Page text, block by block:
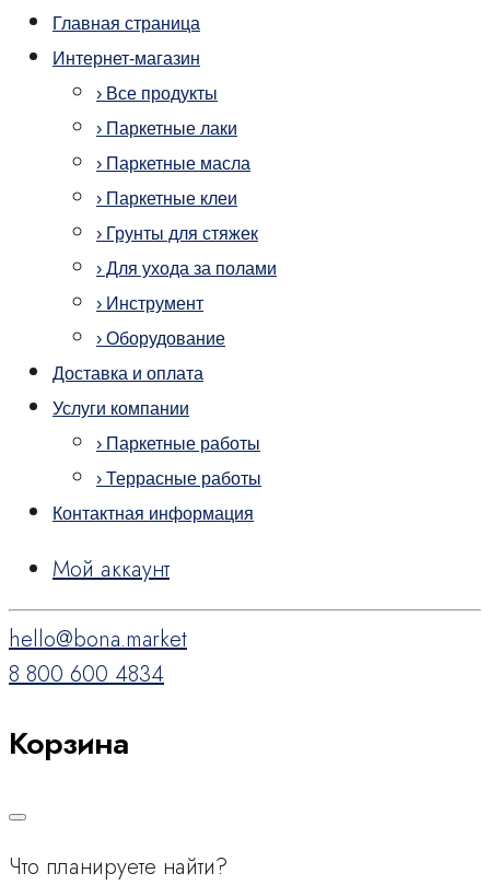
Главная страница
Интернет-магазин
› Все продукты
› Паркетные лаки
› Паркетные масла
› Паркетные клеи
› Грунты для стяжек
› Для ухода за полами
› Инструмент
› Оборудование
Доставка и оплата
Услуги компании
› Паркетные работы
› Террасные работы
Контактная информация
Мой аккаунт
hello@bona.market
8 800 600 4834
Корзина
Что планируете найти?